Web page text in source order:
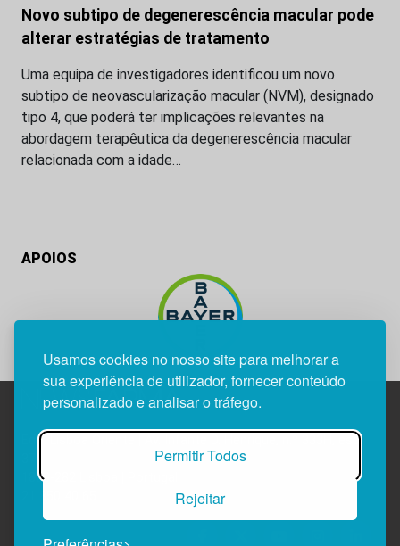
Usamos cookies no nosso site para melhorar a
sua experiência de utilizador, fornecer conteúdo
personalizado e analisar o tráfego.
Permitir Todos
Rejeitar
Novo subtipo de degenerescência macular pode
alterar estratégias de tratamento
Uma equipa de investigadores identificou um novo
subtipo de neovascularização macular (NVM), designado
tipo 4, que poderá ter implicações relevantes na
abordagem terapêutica da degenerescência macular
relacionada com a idade…
APOIOS
Edif. Lisboa Oriente | Av. Infante D. Henrique, n.º 333H, esc.
1800-282 Lisboa | Portugal